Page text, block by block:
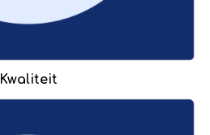
Kwaliteit